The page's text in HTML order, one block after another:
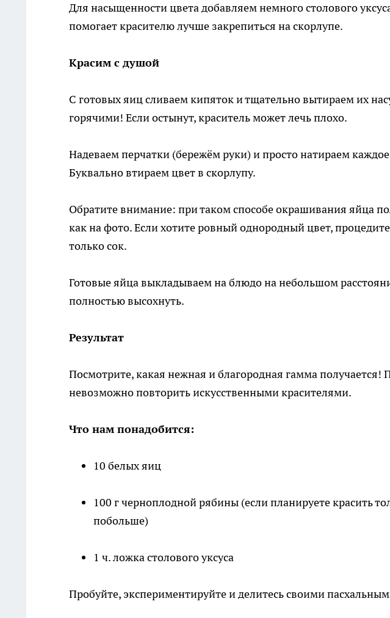
Для насыщенности цвета добавляем немного столового
помогает красителю лучше закрепиться на скорлупе.
Красим с душой
С готовых яиц сливаем кипяток и тщательно вытираем их
горячими! Если остынут, краситель может лечь плохо.
Надеваем перчатки (бережём руки) и просто натираем
Буквально втираем цвет в скорлупу.
Обратите внимание: при таком способе окрашивания яйца
как на фото. Если хотите ровный однородный цвет,
только сок.
Готовые яйца выкладываем на блюдо на небольшом
полностью высохнуть.
Результат
Посмотрите, какая нежная и благородная гамма
невозможно повторить искусственными красителями.
Что нам понадобится:
10 белых яиц
100 г черноплодной рябины (если планируете красить
побольше)
1 ч. ложка столового уксуса
Пробуйте, экспериментируйте и делитесь своими